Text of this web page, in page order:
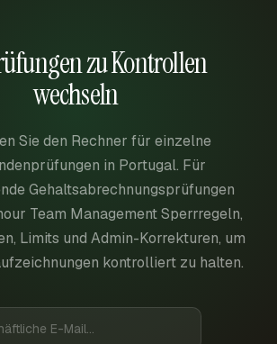
zu Kontrollen
wechseln
Sie den Rechner für einzelne
in Portugal. Für
Gehaltsabrechnungsprüfungen
Team Management Sperrregeln,
Limits und Admin-Korrekturen, um
kontrolliert zu halten.